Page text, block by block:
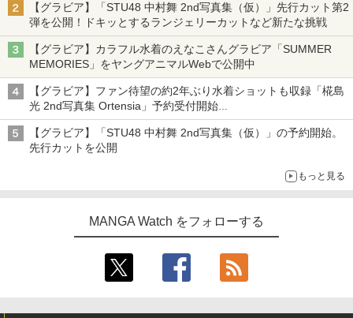
【グラビア】「STU48 中村舞 2nd写真集（仮）」先行カット第2
弾を公開！ドキッとするランジェリーカットなど新たな挑戦
【グラビア】カラフル水着のえなこさんグラビア「SUMMER
MEMORIES」をヤングアニマルWebで公開中
【グラビア】ファン待望の約2年ぶり水着ショットも収録「椛島
光 2nd写真集 Ortensia」予約受付開始
10月30日発売
【グラビア】「STU48 中村舞 2nd写真集（仮）」の予約開始。
先行カットを公開
もっと見る
MANGA Watch をフォローする